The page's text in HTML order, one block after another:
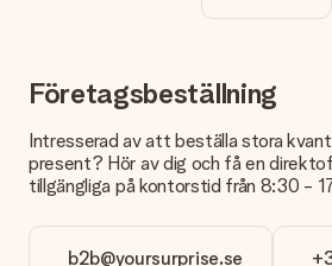
Kostar det något extra att
Hur vet jag att min bild har
det viktigt att använda foton av hög
på kvaliteten på din bild kan du
bifoga ditt foto tillsammans med den
Vilket format kan jag ladda upp?
Företagsbeställning
Intresserad av att beställa stora
present? Hör av dig och få en
tillgängliga på kontorstid från 8:30 -
b2b@yoursurprise.se